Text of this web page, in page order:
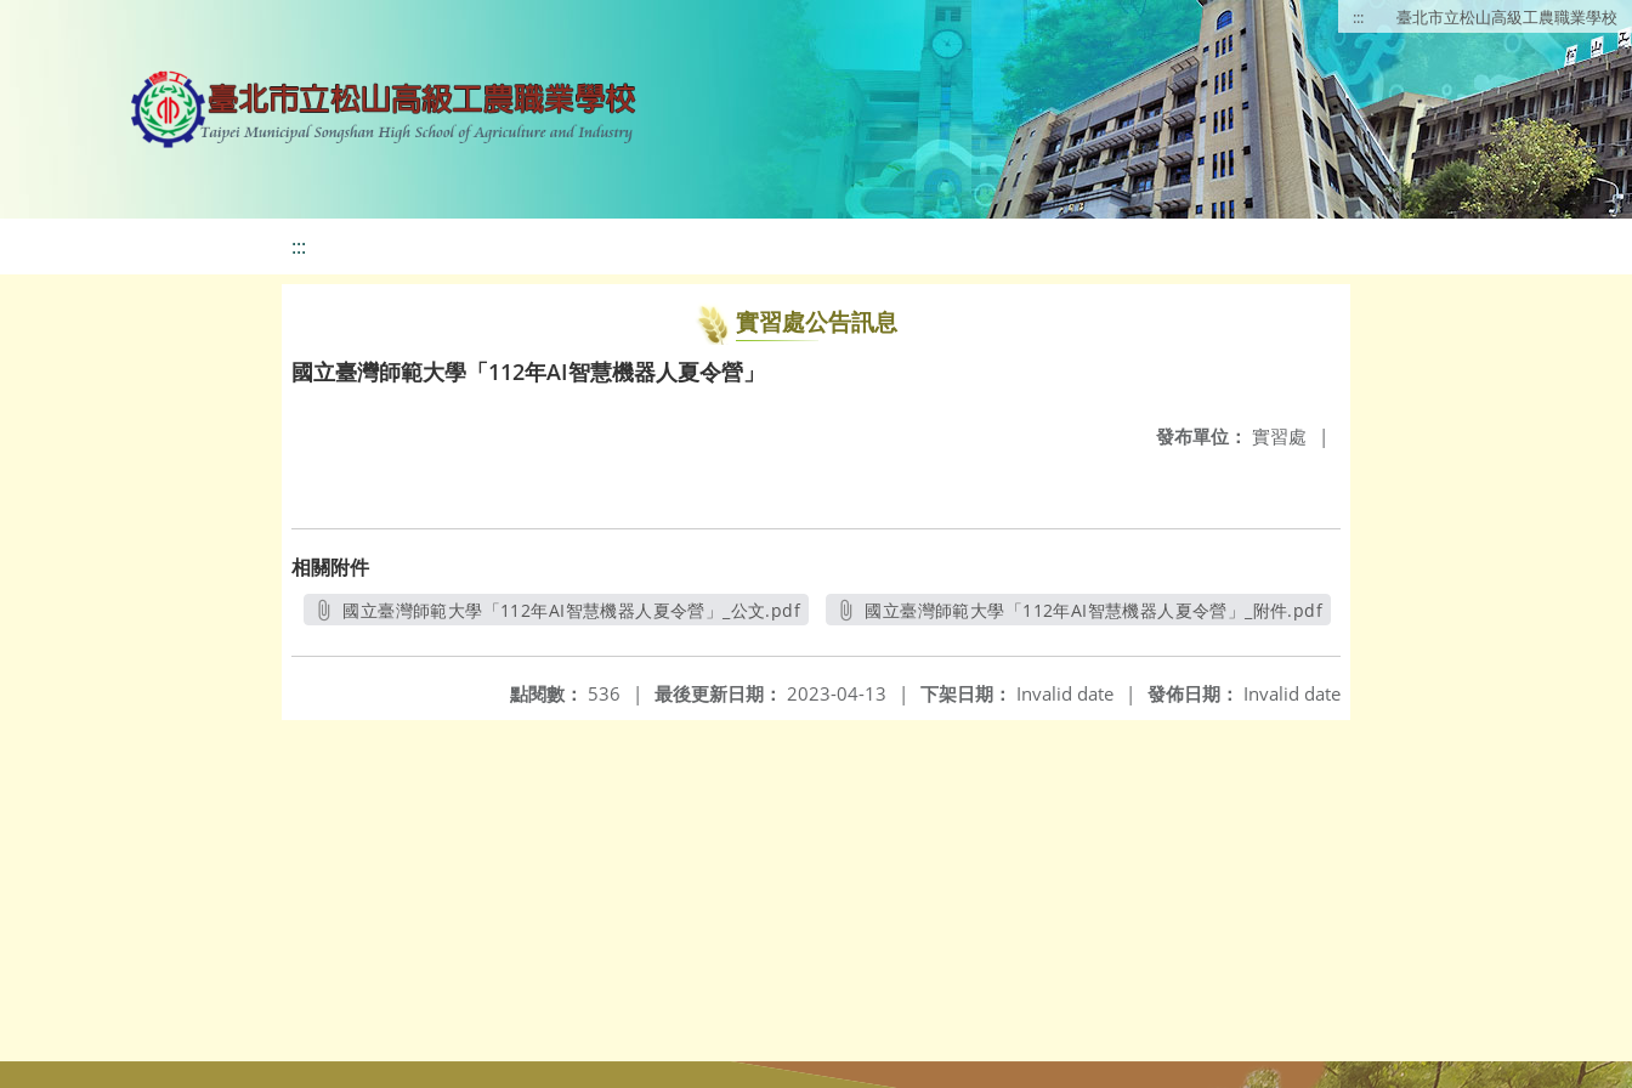
::: 臺北市立松山高級工農職業學校
:::
實習處公告訊息
國立臺灣師範大學「112年AI智慧機器人夏令營」
發布單位： 實習處 |
相關附件
國立臺灣師範大學「112年AI智慧機器人夏令營」_公文.pdf
國立臺灣師範大學「112年AI智慧機器人夏令營」_附件.pdf
發佈日期： Invalid date
下架日期： Invalid date |
最後更新日期： 2023-04-13 |
點閱數： 536 |